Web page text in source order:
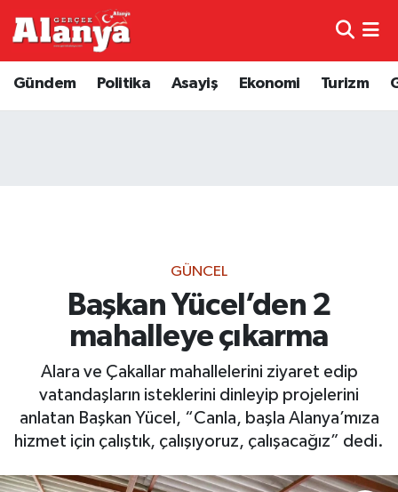
Gündem Politika Asayiş Ekonomi Turizm
GÜNCEL
Başkan Yücel’den 2
mahalleye çıkarma
Alara ve Çakallar mahallelerini ziyaret edip
vatandaşların isteklerini dinleyip projelerini
anlatan Başkan Yücel, “Canla, başla Alanya’mıza
hizmet için çalıştık, çalışıyoruz, çalışacağız” dedi.
Genel
Diğer
Dünya
Ekonomi
Gizlilik İlkeleri - Privacy Policy
Güncel
Trafik Durumu
Haber Arşivi